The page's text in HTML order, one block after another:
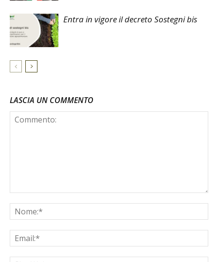
Entra in vigore il decreto Sostegni bis
LASCIA UN COMMENTO